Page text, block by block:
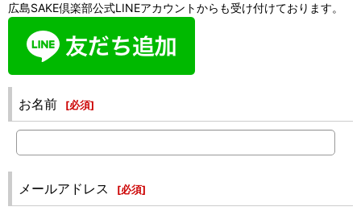
広島SAKE倶楽部公式LINEアカウントからも受け付けております。
お名前 [必須]
メールアドレス [必須]